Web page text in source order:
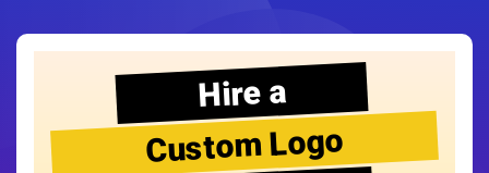
Hire a
Custom Logo